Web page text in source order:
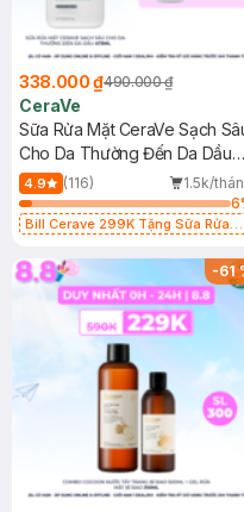
338.000 ₫490.000 ₫
CeraVe
Sữa Rửa Mặt CeraVe Sạch
Cho Da Thường Đến Da Dầu
473ml
4.9 (116)
1.5k/
6
Bill Cerave 299K Tặng Sữa Rửa
-61